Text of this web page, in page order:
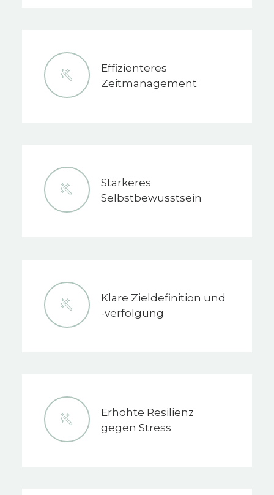
Effizienteres
Zeitmanagement
Stärkeres
Selbstbewusstsein
Klare Zieldefinition und
-verfolgung
Erhöhte Resilienz
gegen Stress